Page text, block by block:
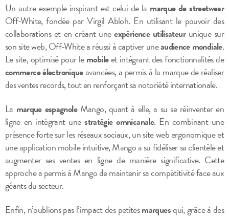
Un autre exemple inspirant est celui de la marque de streetwear
Off-White, fondée par Virgil Abloh. En utilisant le pouvoir des
collaborations et en créant uneexpérience utilisateurunique sur
son site web, Off-White a réussi à captiver uneaudience mondiale.
Le site, optimisé pour lemobileet intégrant des fonctionnalités de
commerce électroniqueavancées, a permis à la marque de réaliser
des ventes records, tout en renforçant sa notoriété internationale.
La marque espagnoleMango, quant à elle, a su se réinventer en
ligne en intégrant unestratégie omnicanale. En combinant une
présence forte sur les réseaux sociaux, un site web ergonomique et
une application mobile intuitive, Mango a su fidéliser sa clientèle et
augmenter ses ventes en ligne de manière significative. Cette
approche a permis à Mango de maintenir sa compétitivité face aux
géants du secteur.
Enfin, n’oublions pas l’impact des petitesmarquesqui, grâce à des